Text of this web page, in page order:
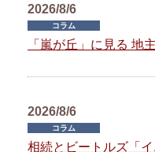
2026/8/6
コラム
「嵐が丘」に見る 地
2026/8/6
コラム
相続とビートルズ「